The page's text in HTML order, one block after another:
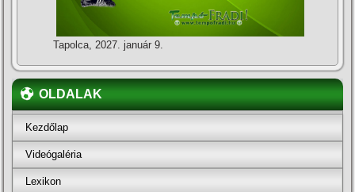
Tapolca, 2027. január 9.
OLDALAK
Kezdőlap
Videógaléria
Lexikon